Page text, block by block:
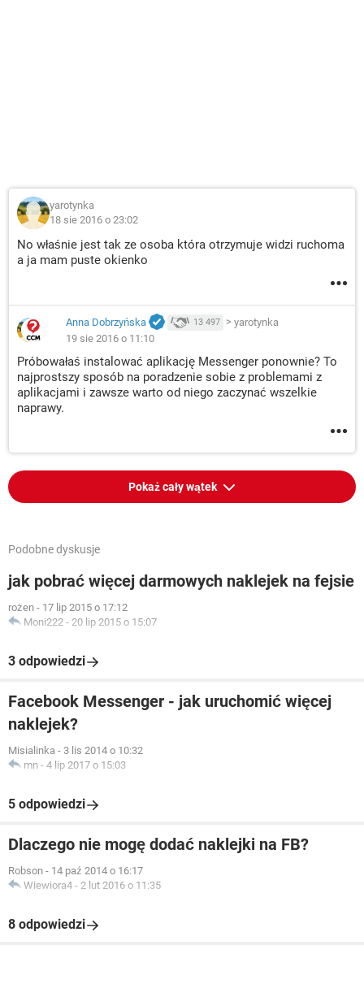
yarotynka
18 sie 2016 o 23:02
No właśnie jest tak ze osoba która otrzymuje widzi ruchoma
a ja mam puste okienko
Anna Dobrzyńska 13 497 > yarotynka
19 sie 2016 o 11:10
Próbowałaś instalować aplikację Messenger ponownie? To
najprostszy sposób na poradzenie sobie z problemami z
aplikacjami i zawsze warto od niego zaczynać wszelkie
naprawy.
Pokaż cały wątek
Podobne dyskusje
jak pobrać więcej darmowych naklejek na fejsie
rożen - 17 lip 2015 o 17:12
Moni222 - 20 lip 2015 o 15:07
3 odpowiedzi
Facebook Messenger - jak uruchomić więcej
naklejek?
Misialinka - 3 lis 2014 o 10:32
mn - 4 lip 2017 o 15:03
5 odpowiedzi
Dlaczego nie mogę dodać naklejki na FB?
Robson - 14 paź 2014 o 16:17
Wiewiora4 - 2 lut 2016 o 11:35
8 odpowiedzi